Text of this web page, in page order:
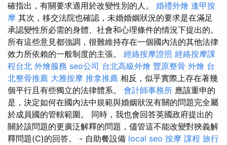
確指出，有關要求適用於改變性別的人。 婚禮外燴 逢甲按
摩 其次，移交法院也確認，未婚婚姻狀況的要求是在滿足
承認變性所必需的身體、社會和心理條件的情況下提出的。
所有這些意見都強調，很難維持存在一個國內法的其他法律
效力所依賴的一般制度的主張。 經絡按摩證照 經絡按摩課
程台北 外燴服務 seo公司 台北高級外燴 豐原整骨 外燴 台
北整骨推薦 大雅按摩 推拿推薦 相反，似乎實際上存在著幾
個平行且有些獨立的法律體系。 會計師事務所 應該重申的
是，決定如何在國內法中規範與婚姻狀況有關的問題完全屬
於成員國的管轄範圍。 同時，我也會回答英國政府提出的
關於該問題的更廣泛解釋的問題，儘管這不能改變對狹義解
釋問題(C)的回答。 - 自助餐設備 local seo 按摩 課程 旅行